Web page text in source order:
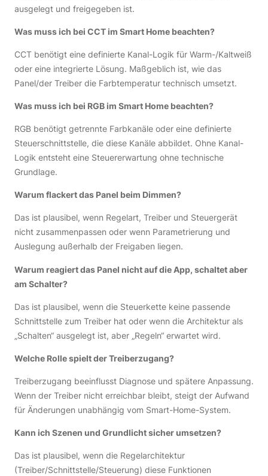
ausgelegt und freigegeben ist.
Was muss ich bei CCT im Smart Home beachten?
CCT benötigt eine definierte Kanal-Logik für Warm-/Kaltweiß
oder eine integrierte Lösung. Maßgeblich ist, wie das
Panel/der Treiber die Farbtemperatur technisch umsetzt.
Was muss ich bei RGB im Smart Home beachten?
RGB benötigt getrennte Farbkanäle oder eine definierte
Steuerschnittstelle, die diese Kanäle abbildet. Ohne Kanal-
Logik entsteht eine Steuererwartung ohne technische
Grundlage.
Warum flackert das Panel beim Dimmen?
Das ist plausibel, wenn Regelart, Treiber und Steuergerät
nicht zusammenpassen oder wenn Parametrierung und
Auslegung außerhalb der Freigaben liegen.
Warum reagiert das Panel nicht auf die App, schaltet aber
am Schalter?
Das ist plausibel, wenn die Steuerkette keine passende
Schnittstelle zum Treiber hat oder wenn die Architektur als
„Schalten“ ausgelegt ist, aber „Regeln“ erwartet wird.
Welche Rolle spielt der Treiberzugang?
Treiberzugang beeinflusst Diagnose und spätere Anpassung.
Wenn der Treiber nicht erreichbar bleibt, steigt der Aufwand
für Änderungen unabhängig vom Smart-Home-System.
Kann ich Szenen und Grundlicht sicher umsetzen?
Das ist plausibel, wenn die Regelarchitektur
(Treiber/Schnittstelle/Steuerung) diese Funktionen